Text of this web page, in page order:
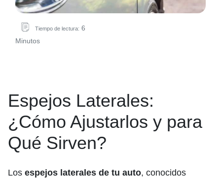
Tiempo de lectura: 6
Minutos
Espejos Laterales:
¿Cómo Ajustarlos y para
Qué Sirven?
Los espejos laterales de tu auto, conocidos